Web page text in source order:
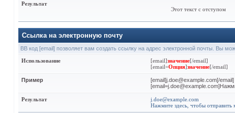
Результат
Этот текст с отступом
Ссылка на электронную почту
BB код [email] позволяет вам создать ссылку на адрес электронной почты. Вы
Использование
[email]значение[/email]
[email=Опция]значение[/email]
Пример
[email]j.doe@example.com[/email]
Результат
j.doe@example.com
Нажмите здесь, чтобы отправить